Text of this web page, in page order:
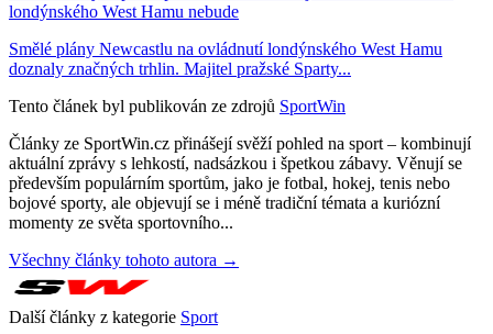
londýnského West Hamu nebude
Smělé plány Newcastlu na ovládnutí londýnského West Hamu
doznaly značných trhlin. Majitel pražské Sparty...
Tento článek byl publikován ze zdrojů SportWin
Články ze SportWin.cz přinášejí svěží pohled na sport – kombinují
aktuální zprávy s lehkostí, nadsázkou i špetkou zábavy. Věnují se
především populárním sportům, jako je fotbal, hokej, tenis nebo
bojové sporty, ale objevují se i méně tradiční témata a kuriózní
momenty ze světa sportovního...
Všechny články tohoto autora →
Další články z kategorie Sport